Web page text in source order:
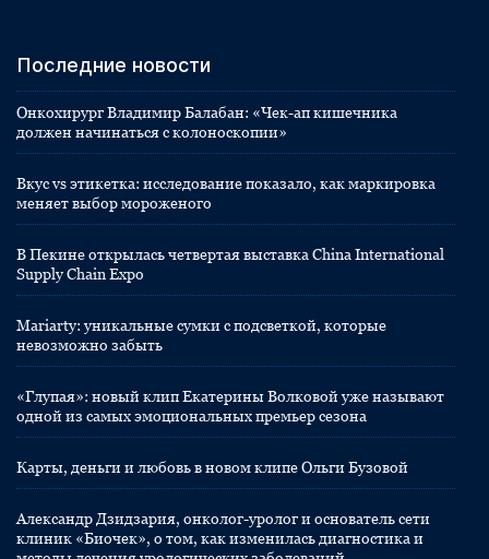
Последние новости
Онкохирург Владимир Балабан: «Чек-ап кишечника
должен начинаться с колоноскопии»
Вкус vs этикетка: исследование показало, как маркировка
меняет выбор мороженого
В Пекине открылась четвертая выставка China International
Supply Chain Expo
Mariarty: уникальные сумки с подсветкой, которые
невозможно забыть
«Глупая»: новый клип Екатерины Волковой уже называют
одной из самых эмоциональных премьер сезона
Карты, деньги и любовь в новом клипе Ольги Бузовой
Александр Дзидзария, онколог-уролог и основатель сети
клиник «Биочек», о том, как изменилась диагностика и